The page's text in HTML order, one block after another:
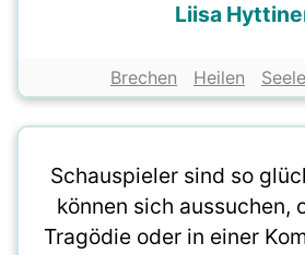
Liisa
Brechen Heilen Seele
Schauspieler sind so
können sich aussuchen,
Tragödie oder in einer